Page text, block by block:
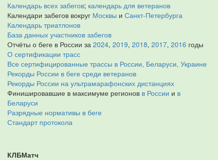
Календарь всех забегов; календарь для ветеранов
Календари забегов вокруг Москвы и Санкт-Петербурга
Календарь триатлонов
База данных участников забегов
Отчёты о беге в России за 2024, 2019, 2018, 2017, 2016 годы
О сертификации трасс
Все сертифицированные трассы в России, Беларуси, Украине
Рекорды России в беге среди ветеранов
Рекорды России на ультрамарафонских дистанциях
Финишировавшие в максимуме регионов в России и в
Беларуси
Разрядные нормативы в беге
Стандарт протокола
КЛБМатч